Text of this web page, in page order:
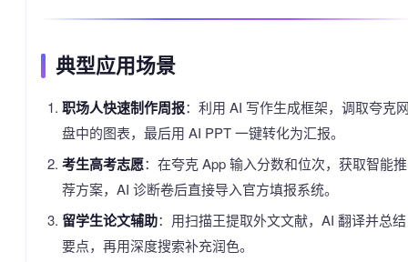
典型应用场景
职场人快速制作周报：利用 AI 写作生成框架，调取夸克
盘中的图表，最后用 AI PPT 一键转化为汇报。
考生高考志愿：在夸克 App 输入分数和位次，获取智能推
荐方案，AI 诊断卷后直接导入官方填报系统。
留学生论文辅助：用扫描王提取外文文献，AI 翻译并总结
要点，再用深度搜索补充润色。